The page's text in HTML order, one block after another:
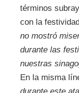
términos
con la
no mostró
durante las
nuestras
En la misma